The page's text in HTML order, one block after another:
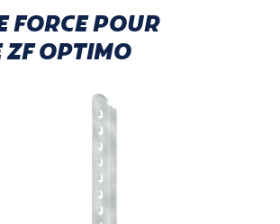
FORCE POUR
ZF OPTIMO